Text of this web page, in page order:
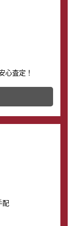
心査定！
、時計販売の
に新しい時計
配